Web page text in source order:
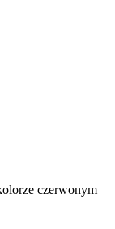
czerwonym